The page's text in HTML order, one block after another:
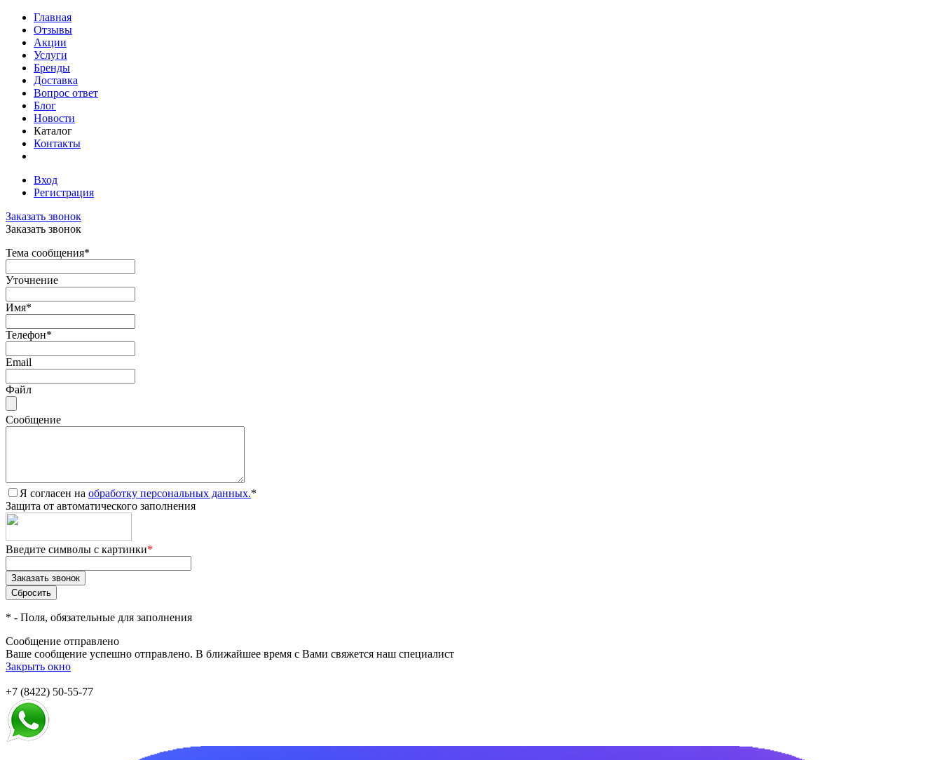
Главная
Отзывы
Акции
Услуги
Бренды
Доставка
Вопрос ответ
Блог
Новости
Каталог
Контакты
Вход
Регистрация
Заказать звонок
Заказать звонок
Тема сообщения*
Уточнение
Имя*
Телефон*
Email
Файл
Сообщение
Я согласен на обработку персональных данных.*
Защита от автоматического заполнения
Введите символы с картинки*
* - Поля, обязательные для заполнения
Сообщение отправлено
Ваше сообщение успешно отправлено. В ближайшее время с Вами свяжется наш специалист
Закрыть окно
+7 (8422) 50-55-77